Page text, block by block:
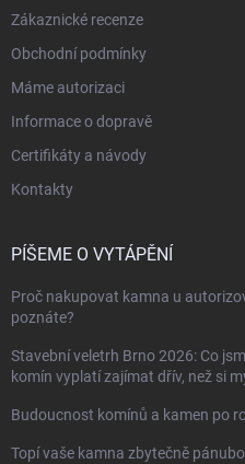
Zákaznické recenze
Obchodní podmínky
Máme autorizaci
Informace o dopravě
Certifikáty a návody
Kontakty
PÍŠEME O VYTÁPĚNÍ
Proč nakupovat kamna u
poznáte?
Stavební veletrh Brno 2026: Co
komín vyplatí zajímat dřív, než si
Budoucnost komínů a kamen po
Topí vaše kamna zbytečně